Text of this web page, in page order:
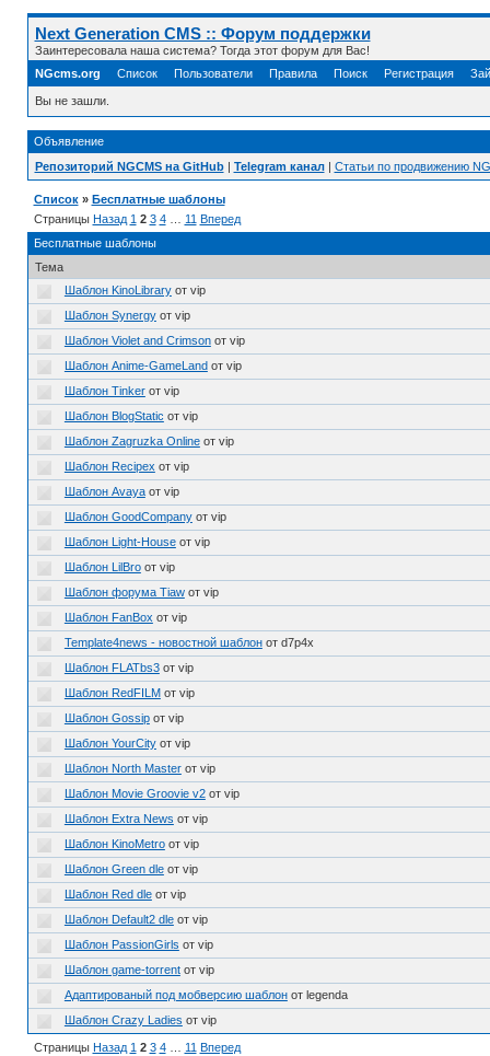
Next Generation CMS :: Форум поддержки
Заинтересовала наша система? Тогда этот форум для Вас!
NGcms.org
Список Пользователи Правила Поиск Регистрация
Вы не зашли.
Объявление
Репозиторий NGCMS на GitHub| Telegram канал| Статьи по продвижению
Список » Бесплатные шаблоны
Страницы Назад 1 2 3 4 11 Вперед
Бесплатные шаблоны
Тема
Шаблон KinoLibrary от vip
Шаблон Synergy от vip
Шаблон Violet and Crimson от vip
Шаблон Anime-GameLand от vip
Шаблон Tinker от vip
Шаблон BlogStatic от vip
Шаблон Zagruzka Online от vip
Шаблон Recipex от vip
Шаблон Avaya от vip
Шаблон GoodCompany от vip
Шаблон Light-House от vip
Шаблон LilBro от vip
Шаблон форума Tiaw от vip
Шаблон FanBox от vip
Template4news - новостной шаблон от d7p4x
Шаблон FLATbs3 от vip
Шаблон RedFILM от vip
Шаблон Gossip от vip
Шаблон YourCity от vip
Шаблон North Master от vip
Шаблон Movie Groovie v2 от vip
Шаблон Extra News от vip
Шаблон KinoMetro от vip
Шаблон Green dle от vip
Шаблон Red dle от vip
Шаблон Default2 dle от vip
Шаблон PassionGirls от vip
Шаблон game-torrent от vip
Адаптированый под мобверсию шаблон от legenda
Шаблон Crazy Ladies от vip
Страницы Назад 1 2 3 4 11 Вперед